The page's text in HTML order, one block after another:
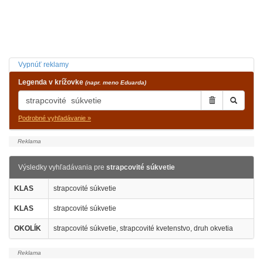
Vypnúť reklamy
Legenda v krížovke (napr. meno Eduarda)
Podrobné vyhľadávanie »
Výsledky vyhľadávania pre strapcovité súkvetie
KLAS strapcovité súkvetie
KLAS strapcovité súkvetie
OKOLÍK strapcovité súkvetie, strapcovité kvetenstvo, druh okvetia